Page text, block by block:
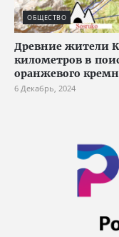
ОБЩЕСТВО
Древние жители
километров в
оранжевого
6 Декабрь, 2024